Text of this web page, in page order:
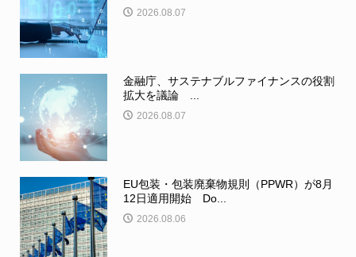
2026.08.07
金融庁、サステナブルファイナンスの役割
拡大を議論 ...
2026.08.07
EU包装・包装廃棄物規則（PPWR）が8月
12日適用開始 Do...
2026.08.06